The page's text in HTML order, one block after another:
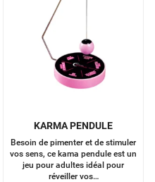
KARMA PENDULE
Besoin de pimenter et de stimuler
vos sens, ce kama pendule est un
jeu pour adultes idéal pour
réveiller vos…